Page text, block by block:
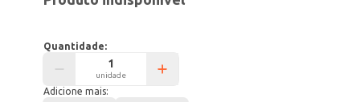
Quantidade:
unidade
Adicione mais: